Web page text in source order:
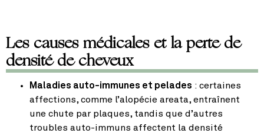
Les causes médicales et la perte de
densité de cheveux
Maladies auto-immunes et pelades : certaines
affections, comme l’alopécie areata, entraînent
une chute par plaques, tandis que d’autres
troubles auto-immuns affectent la densité